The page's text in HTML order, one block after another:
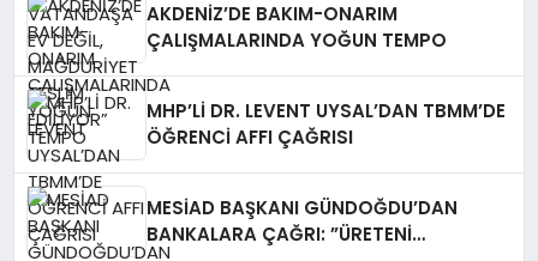
AKDENİZ’DE BAKIM-ONARIM
ÇALIŞMALARINDA YOĞUN TEMPO
MHP’Lİ DR. LEVENT UYSAL’DAN TBMM’DE
ÖĞRENCİ AFFI ÇAĞRISI
MESİAD BAŞKANI GÜNDOĞDU’DAN
BANKALARA ÇAĞRI: ​”ÜRETENİ